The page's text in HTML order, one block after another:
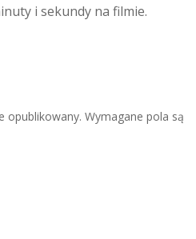
i sekundy na filmie.
opublikowany. Wymagane pola są